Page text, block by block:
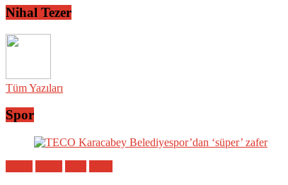
Nihal Tezer
Tüm Yazıları
Spor